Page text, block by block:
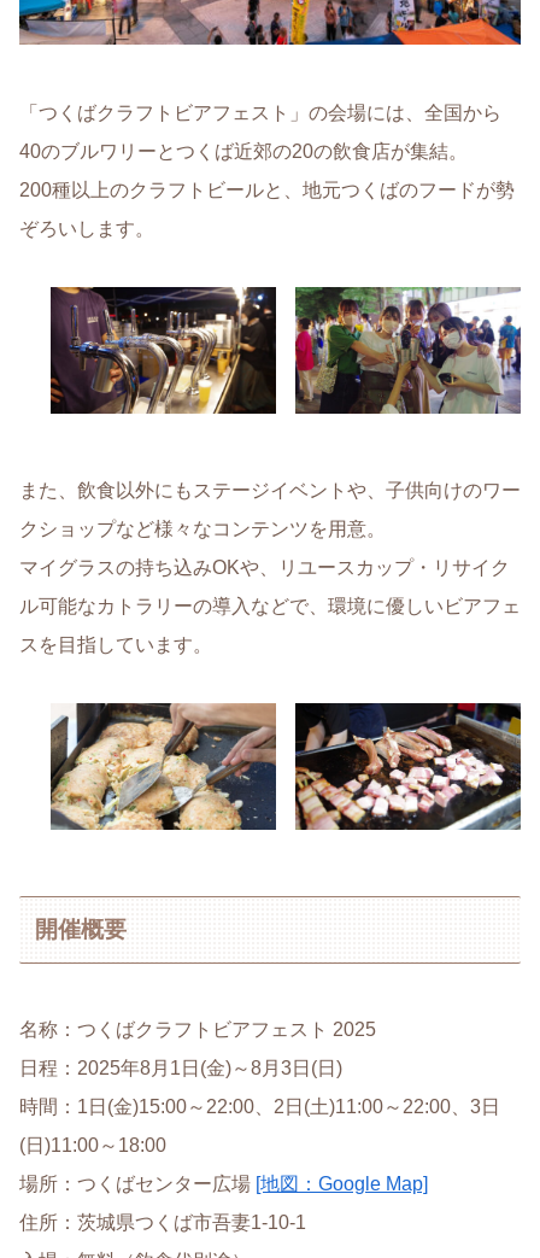
「つくばクラフトビアフェスト」の会場には、全国から
40のブルワリーとつくば近郊の20の飲食店が集結。
200種以上のクラフトビールと、地元つくばのフードが勢
ぞろいします。
また、飲食以外にもステージイベントや、子供向けのワー
クショップなど様々なコンテンツを用意。
マイグラスの持ち込みOKや、リユースカップ・リサイク
ル可能なカトラリーの導入などで、環境に優しいビアフェ
スを目指しています。
開催概要
名称：つくばクラフトビアフェスト 2025
日程：2025年8月1日(金)～8月3日(日)
時間：1日(金)15:00～22:00、2日(土)11:00～22:00、3日
(日)11:00～18:00
場所：つくばセンター広場 [地図：Google Map]
住所：茨城県つくば市吾妻1-10-1